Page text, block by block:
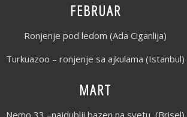
FEBRUAR
Ronjenje pod ledom (Ada Ciganlija)
Turkuazoo – ronjenje sa ajkulama (Istanbul)
MART
Nemo 33 –najdublji bazen na svetu (Brisel)